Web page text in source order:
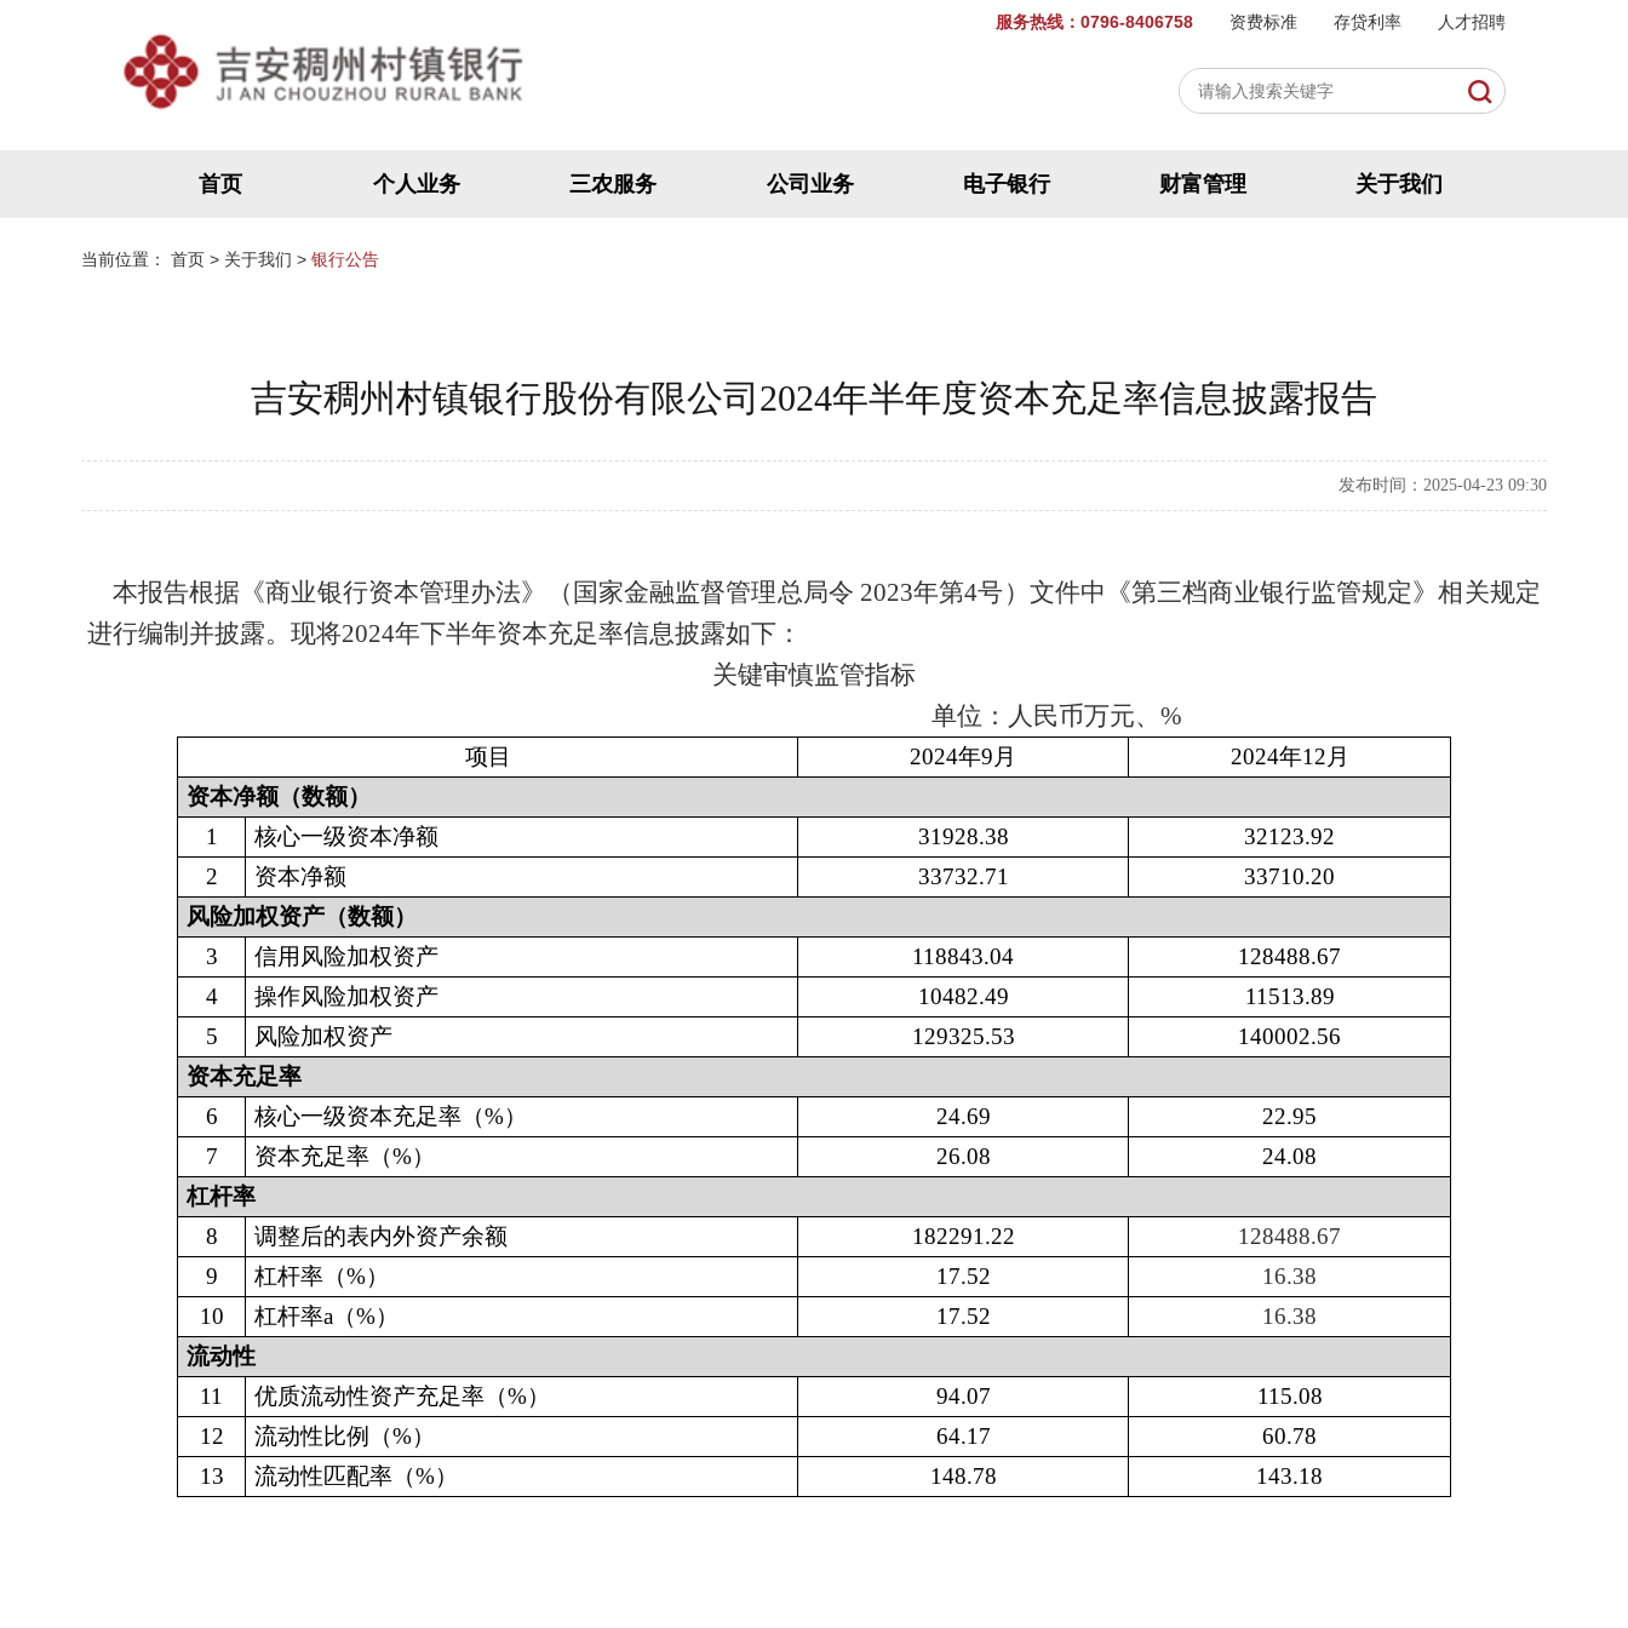
服务热线：0796-8406758 资费标准 存贷利率 人才招聘
首页 个人业务 三农服务 公司业务 电子银行 财富管理 关于我们
当前位置：首页 > 关于我们 >银行公告
吉安稠州村镇银行股份有限公司2024年半年度资本充足率信息披露报告
发布时间：2025-04-23 09:30
本报告根据《商业银行资本管理办法》（国家金融监督管理总局令 2023年第4号）文件中《第三档商业银行监管规定》相关规定
进行编制并披露。现将2024年下半年资本充足率信息披露如下：
关键审慎监管指标
单位：人民币万元、%
项目 2024年9 月 2024年12 月
资本净额（数额）
1
核心一级资本净额 31928.38 32123.92
2
资本净额 33732.71 33710.20
风险加权资产（数额）
3
信用风险加权资产 118843.04 128488.67
4
操作风险加权资产 10482.49 11513.89
5
风险加权资产 129325.53 140002.56
资本充足率
6
核心一级资本充足率（%） 24.69 22.95
7
资本充足率（%） 26.08 24.08
杠杆率
8
调整后的表内外资产余额 182291 .22 128488.67
9
杠杆率 （%） 17.52 16.38
10
杠杆率a （%） 17.52 16.38
流动性
11
优质流动性资产充足率（%） 94.07 115.08
12
流动性比例（%） 64.17 60.78
13
流动性匹配率（%） 148.78 143.18